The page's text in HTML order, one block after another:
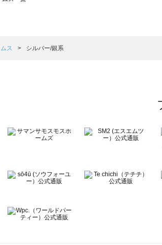
ンサモスモスホームズ）のボトムス一覧
ラシック）のボトムス一覧
テラス）のボトムス一覧
）のボトムス一覧
のボトムス一覧